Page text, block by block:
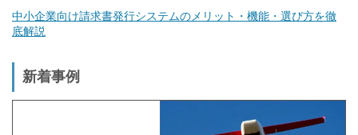
中小企業向け請求書発行システムのメリット・機能・選び方を徹
底解説
新着事例